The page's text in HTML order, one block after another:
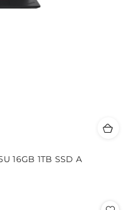
16GB 1TB SSD A